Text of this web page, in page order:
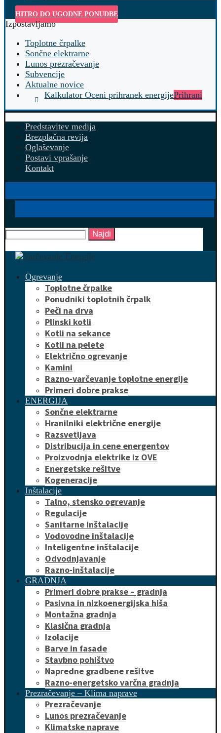
HITRO DO UGODNE PONUDBE
Izpostavljamo
Toplotne črpalke
Sončne elektrarne
Lunos prezračevanje
Subvencije
Aktualne novice
Kalkulator Oceni prihranek energijePrihrani
Predstavitev medija
Brezplačna revija
Oglaševanje
Postavi vprašanje
Kontakt
Najdi
Ogrevanje
Toplotne črpalke
Ponudniki toplotnih črpalk
Peči na drva
Plinski kotli
Kotli na sekance
Kotli na pelete
Električno ogrevanje
Kamini
Razno-varčevanje toplotne energije
Primeri dobre prakse
ENERGIJA
Sončne elektrarne
Hranilniki električne energije
Razsvetljava
Distribucija in cene energentov
Proizvodnja elektrike iz OVE
Energetske rešitve
Kogeneracije
Inštalacije
Talno, stensko ogrevanje
Regulacije
Sanitarne inštalacije
Vodovodne inštalacije
Inteligentne inštalacije
Odvodnjavanje
Razno-inštalacije
GRADNJA
Primeri dobre prakse – gradnja
Pasivna in nizkoenergijska hiša
Montažna gradnja
Klasična gradnja
Izolacije
Barve in fasade
Stavbno pohištvo
Napredne gradbene rešitve
Razno-energetsko varčna gradnja
Prezračevanje – Klima naprave
Prezračevanje
Lunos prezračevanje
Klimatske naprave